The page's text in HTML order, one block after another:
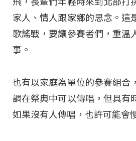
家人、情人跟家鄉的思念。這
歌謠戰，要讓參賽者們，重溫
事。
也有以家庭為單位的參賽組合
調在祭典中可以傳唱，但具有
如果沒有人傳唱，也許可能會